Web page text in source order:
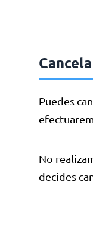
Puedes
No
decides